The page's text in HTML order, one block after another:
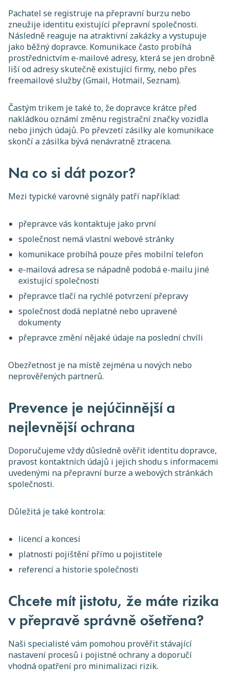
Pachatel se registruje na přepravní burzu nebo
zneužije identitu existující přepravní společnosti.
Následně reaguje na atraktivní zakázky a vystupuje
jako běžný dopravce. Komunikace často probíhá
prostřednictvím e-mailové adresy, která se jen drobně
liší od adresy skutečně existující firmy, nebo přes
freemailové služby (Gmail, Hotmail, Seznam).
Častým trikem je také to, že dopravce krátce před
nakládkou oznámí změnu registrační značky vozidla
nebo jiných údajů. Po převzetí zásilky ale komunikace
skončí a zásilka bývá nenávratně ztracena.
Na co si dát pozor?
Mezi typické varovné signály patří například:
přepravce vás kontaktuje jako první
společnost nemá vlastní webové stránky
komunikace probíhá pouze přes mobilní telefon
e-mailová adresa se nápadně podobá e-mailu jiné
existující společnosti
přepravce tlačí na rychlé potvrzení přepravy
společnost dodá neplatné nebo upravené
dokumenty
přepravce změní nějaké údaje na poslední chvíli
Obezřetnost je na místě zejména u nových nebo
neprověřených partnerů.
Prevence je nejúčinnější a
nejlevnější ochrana
Doporučujeme vždy důsledně ověřit identitu dopravce,
pravost kontaktních údajů i jejich shodu s informacemi
uvedenými na přepravní burze a webových stránkách
společnosti.
Důležitá je také kontrola:
licencí a koncesí
platnosti pojištění přímo u pojistitele
referencí a historie společnosti
Chcete mít jistotu, že máte rizika
v přepravě správně ošetřena?
Naši specialisté vám pomohou prověřit stávající
nastavení procesů i pojistné ochrany a doporučí
vhodná opatření pro minimalizaci rizik.